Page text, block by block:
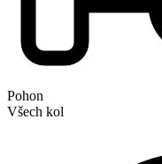
Pohon
Všech kol